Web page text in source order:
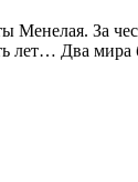
За
Два мира